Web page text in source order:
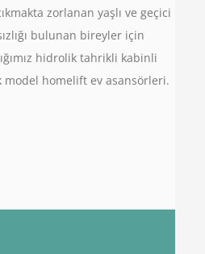
zorlanan yaşlı ve geçici
bulunan bireyler için
hidrolik tahrikli kabinli
model homelift ev asansörleri.